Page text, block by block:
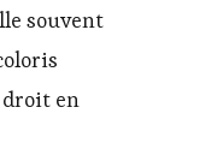
souvent
droit en